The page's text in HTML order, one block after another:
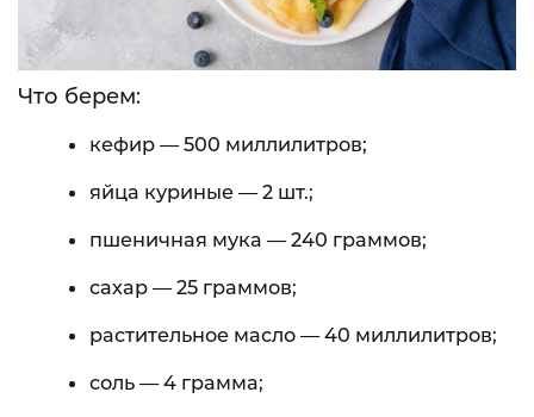
Что берем:
кефир — 500 миллилитров;
яйца куриные — 2 шт.;
пшеничная мука — 240 граммов;
сахар — 25 граммов;
растительное масло — 40 миллилитров;
соль — 4 грамма;